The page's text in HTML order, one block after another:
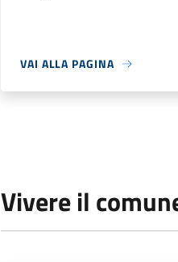
VAI ALLA PAGINA
Vivere il